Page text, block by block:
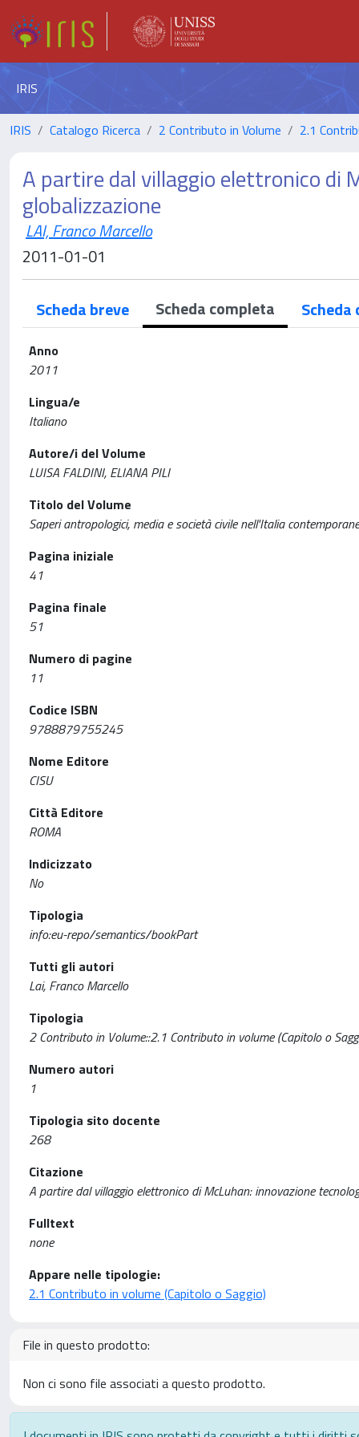
IRIS
IRIS Catalogo Ricerca 2 Contributo in Volume 2.1
A partire dal villaggio elettronico di
globalizzazione
LAI, Franco Marcello
2011-01-01
Scheda breve Scheda completa Scheda
Anno
2011
Lingua/e
Italiano
Autore/i del Volume
LUISA FALDINI, ELIANA PILI
Titolo del Volume
Saperi antropologici, media e società civile nell'Italia
Pagina iniziale
41
Pagina finale
51
Numero di pagine
11
Codice ISBN
9788879755245
Nome Editore
CISU
Città Editore
ROMA
Indicizzato
No
Tipologia
info:eu-repo/semantics/bookPart
Tutti gli autori
Lai, Franco Marcello
Tipologia
2 Contributo in Volume::2.1 Contributo in volume (Capitolo o
Numero autori
1
Tipologia sito docente
268
Citazione
A partire dal villaggio elettronico di McLuhan: innovazione
Fulltext
none
Appare nelle tipologie:
2.1 Contributo in volume (Capitolo o Saggio)
File in questo prodotto:
Non ci sono file associati a questo prodotto.